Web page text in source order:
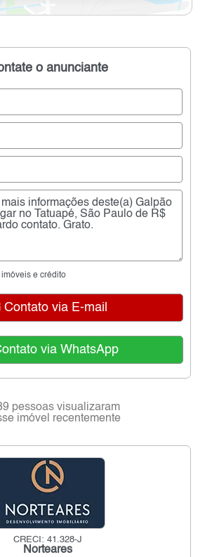
o anunciante
e crédito
Contato via E-mail
via WhatsApp
pessoas visualizaram
imóvel recentemente
CRECI: 41.328-J
Norteares